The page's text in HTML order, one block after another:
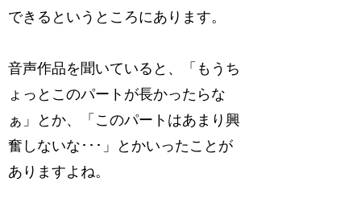
できるというところにあります。
音声作品を聞いていると、「もうち
ょっとこのパートが長かったらな
ぁ」とか、「このパートはあまり興
奮しないな･･･」とかいったことが
ありますよね。